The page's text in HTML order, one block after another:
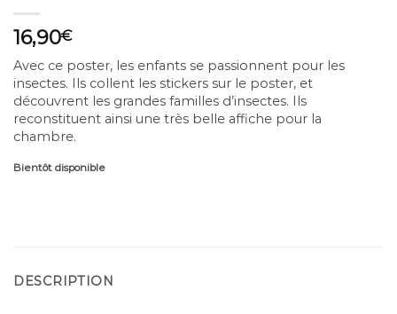
16,90€
Avec ce poster, les enfants se passionnent pour les
insectes. Ils collent les stickers sur le poster, et
découvrent les grandes familles d’insectes. Ils
reconstituent ainsi une très belle affiche pour la
chambre.
Bientôt disponible
DESCRIPTION